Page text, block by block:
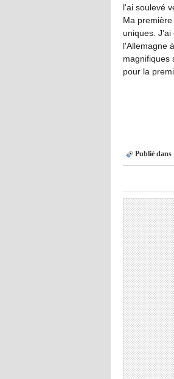
l'ai soulevé
Ma
uniques.
l'Allemagne
magnifiques
pour la
IN
Publié dans